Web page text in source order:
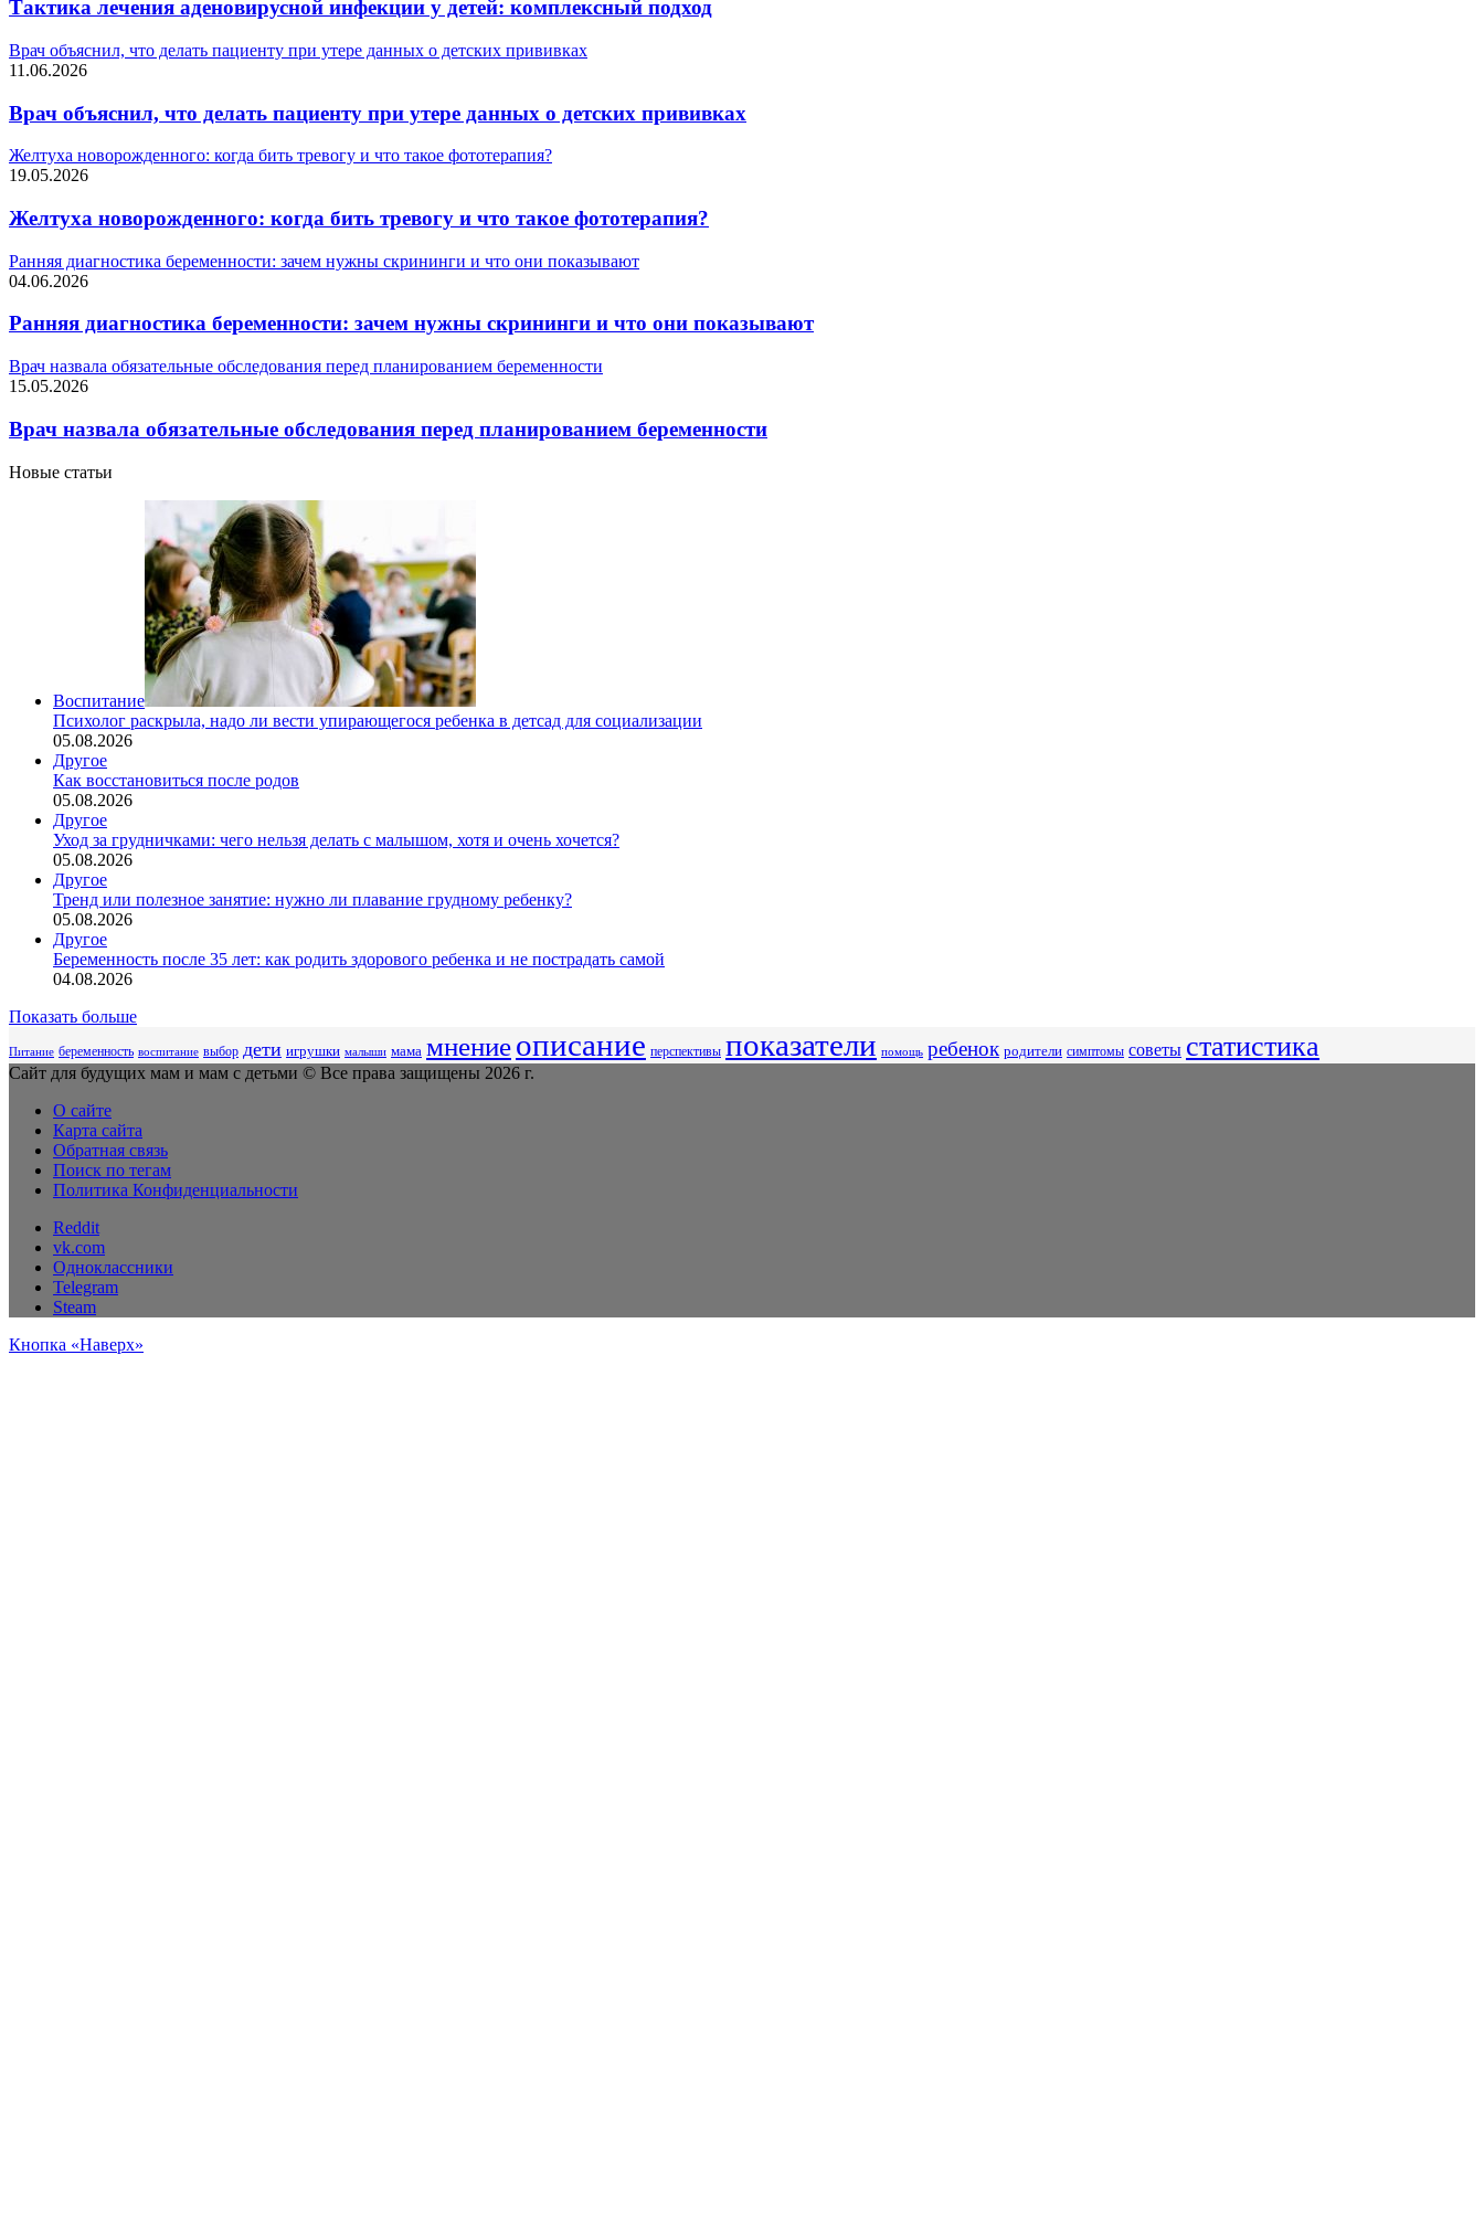
Тактика лечения аденовирусной инфекции у детей: комплексный подход
Врач объяснил, что делать пациенту при утере данных о детских прививках
11.06.2026
Врач объяснил, что делать пациенту при утере данных о детских прививках
Желтуха новорожденного: когда бить тревогу и что такое фототерапия?
19.05.2026
Желтуха новорожденного: когда бить тревогу и что такое фототерапия?
Ранняя диагностика беременности: зачем нужны скрининги и что они показывают
04.06.2026
Ранняя диагностика беременности: зачем нужны скрининги и что они показывают
Врач назвала обязательные обследования перед планированием беременности
15.05.2026
Врач назвала обязательные обследования перед планированием беременности
Новые статьи
Воспитание
Психолог раскрыла, надо ли вести упирающегося ребенка в детсад для социализации
05.08.2026
Другое
Как восстановиться после родов
05.08.2026
Другое
Уход за грудничками: чего нельзя делать с малышом, хотя и очень хочется?
05.08.2026
Другое
Тренд или полезное занятие: нужно ли плавание грудному ребенку?
05.08.2026
Другое
Беременность после 35 лет: как родить здорового ребенка и не пострадать самой
04.08.2026
Показать больше
Питание беременность воспитание выбор дети игрушки малыши мама мнениеописание перспективы показатели помощь ребенок родители симптомы советы статистика
Сайт для будущих мам и мам с детьми © Все права защищены 2026 г.
О сайте
Карта сайта
Обратная связь
Поиск по тегам
Политика Конфиденциальности
Reddit
vk.com
Одноклассники
Telegram
Steam
Кнопка «Наверх»